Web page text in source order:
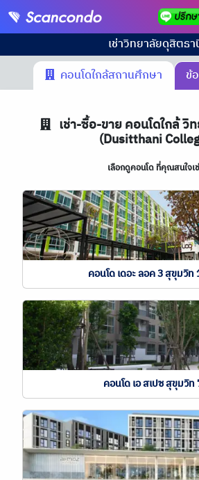
เช่าวิทยาลัยดุสิตธ
คอนโดใกล้สถานศึกษา
ข้
เช่า-ซื้อ-ขาย คอนโดใกล้ วิ
(Dusitthani
เลือกดูคอนโด ที่คุณสนใจเ
คอนโด เดอะ ลอค 3 สุขุมวิ
คอนโด เอ สเปซ สุขุมวิท